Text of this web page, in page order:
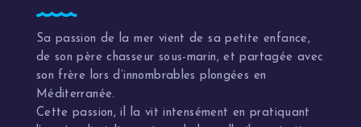
Sa passion de la mer vient de sa petite enfance,
de son père chasseur sous-marin, et partagée avec
son frère lors d’innombrables plongées en
Méditerranée.
Cette passion, il la vit intensément en pratiquant